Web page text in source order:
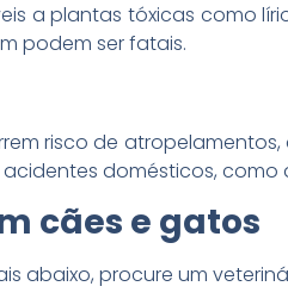
a plantas tóxicas como
podem ser fatais.
risco de
domésticos, como
cães e gatos
abaixo, procure um